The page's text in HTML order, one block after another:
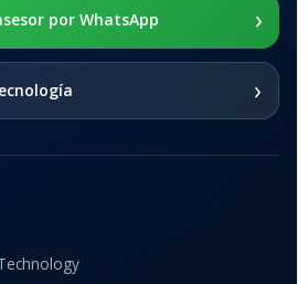
SOPORTE DE APOYO
por WhatsApp ›
›